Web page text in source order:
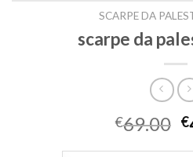
SCARPE DA
scarpe da
€69.00 €